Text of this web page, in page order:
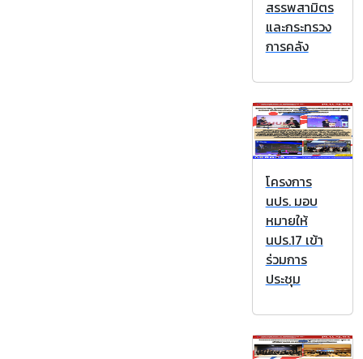
สรรพสามิตร
และกระทรวง
การคลัง
โครงการ
นปร. มอบ
หมายให้
นปร.17 เข้า
ร่วมการ
ประชุม